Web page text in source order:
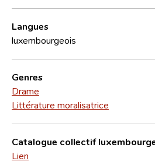
Langues
luxembourgeois
Genres
Drame
Littérature moralisatrice
Catalogue collectif
Lien